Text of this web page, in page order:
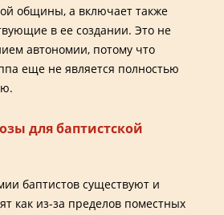
общины, а включает также
в ее создании. Это не
автономии, потому что
еще не является полностью
для баптистской
баптистов существуют и
как из-за пределов поместных